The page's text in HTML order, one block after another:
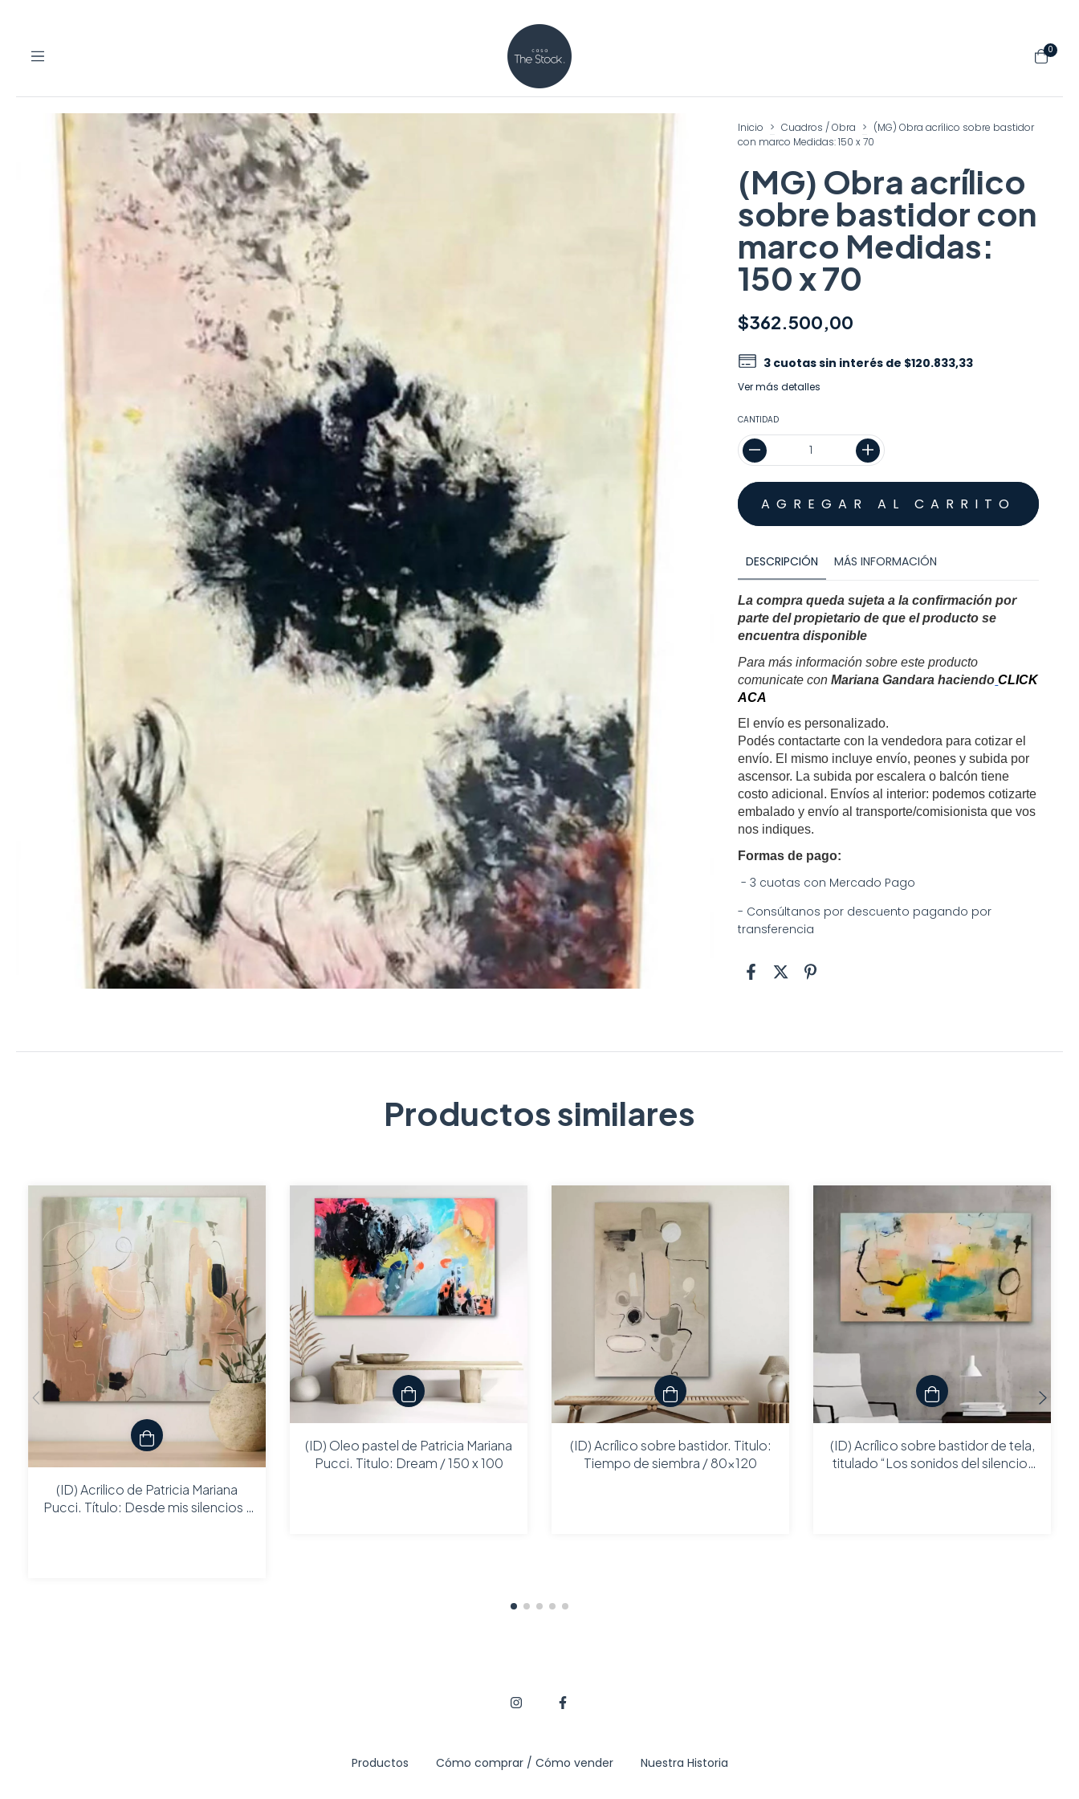
0
Inicio > Cuadros / Obra > (MG) Obra acrílico sobre bastidor
con marco Medidas: 150 x 70
(MG) Obra acrílico
sobre bastidor con
marco Medidas:
150 x 70
$362.500,00
3 cuotas sin interés de $120.833,33
Ver más detalles
CANTIDAD
DESCRIPCIÓN MÁS INFORMACIÓN
La compra queda sujeta a la confirmación por
parte del propietario de que el producto se
encuentra disponible
Para más información sobre este producto
comunicate con Mariana Gandara haciendo CLICK
ACA
El envío es personalizado.
Podés contactarte con la vendedora para cotizar el
envío. El mismo incluye envío, peones y subida por
ascensor. La subida por escalera o balcón tiene
costo adicional. Envíos al interior: podemos cotizarte
embalado y envío al transporte/comisionista que vos
nos indiques.
Formas de pago:
- 3 cuotas con Mercado Pago
- Consúltanos por descuento pagando por
transferencia
Productos similares
(ID) Acrilico de Patricia Mariana
Pucci. Título: Desde mis silencios /
(ID) Oleo pastel de Patricia Mariana
Pucci. Titulo: Dream / 150 x 100
(ID) Acrílico sobre bastidor. Titulo:
Tiempo de siembra / 80x120
(ID) Acrílico sobre bastidor de tela,
titulado “Los sonidos del silencio”
Productos Cómo comprar / Cómo vender Nuestra Historia